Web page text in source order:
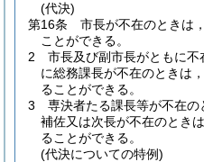
(代決)
第16条
市長が不在のときは
ことができる。
2
市長及び副市長がともに
に総務課長が不在のときは
ることができる。
3
専決者たる課長等が不在
補佐又は次長が不在のとき
ることができる。
(代決についての特例)